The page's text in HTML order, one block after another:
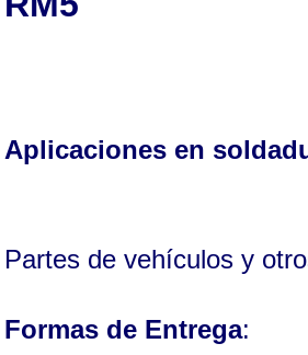
Aplicaciones en
Partes de vehículos y
Formas de Entrega: